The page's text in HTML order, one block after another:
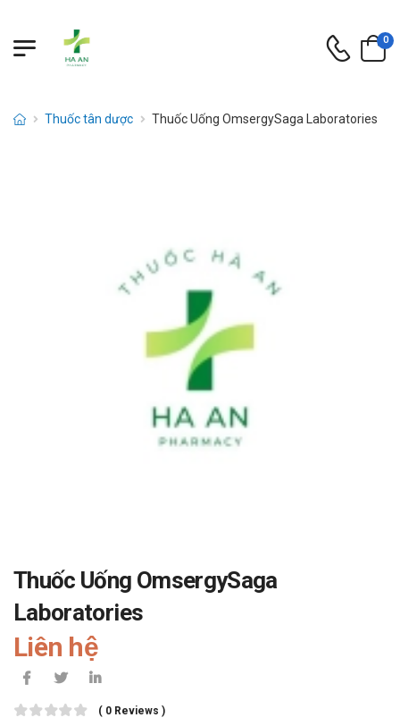
0
Thuốc tân dược Thuốc Uống OmsergySaga Laboratories
Thuốc Uống OmsergySaga
Laboratories
Liên hệ
( 0 Reviews )